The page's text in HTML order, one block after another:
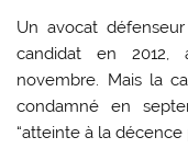
Un avocat
candidat en 2012,
novembre. Mais la
condamné en
“atteinte à la